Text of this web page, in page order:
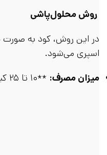
روش محلول‌پاشی
در این روش، کود به صورت
اسپری می‌شود.
میزان مصرف: **۱۰ تا ۲۵ کیلو